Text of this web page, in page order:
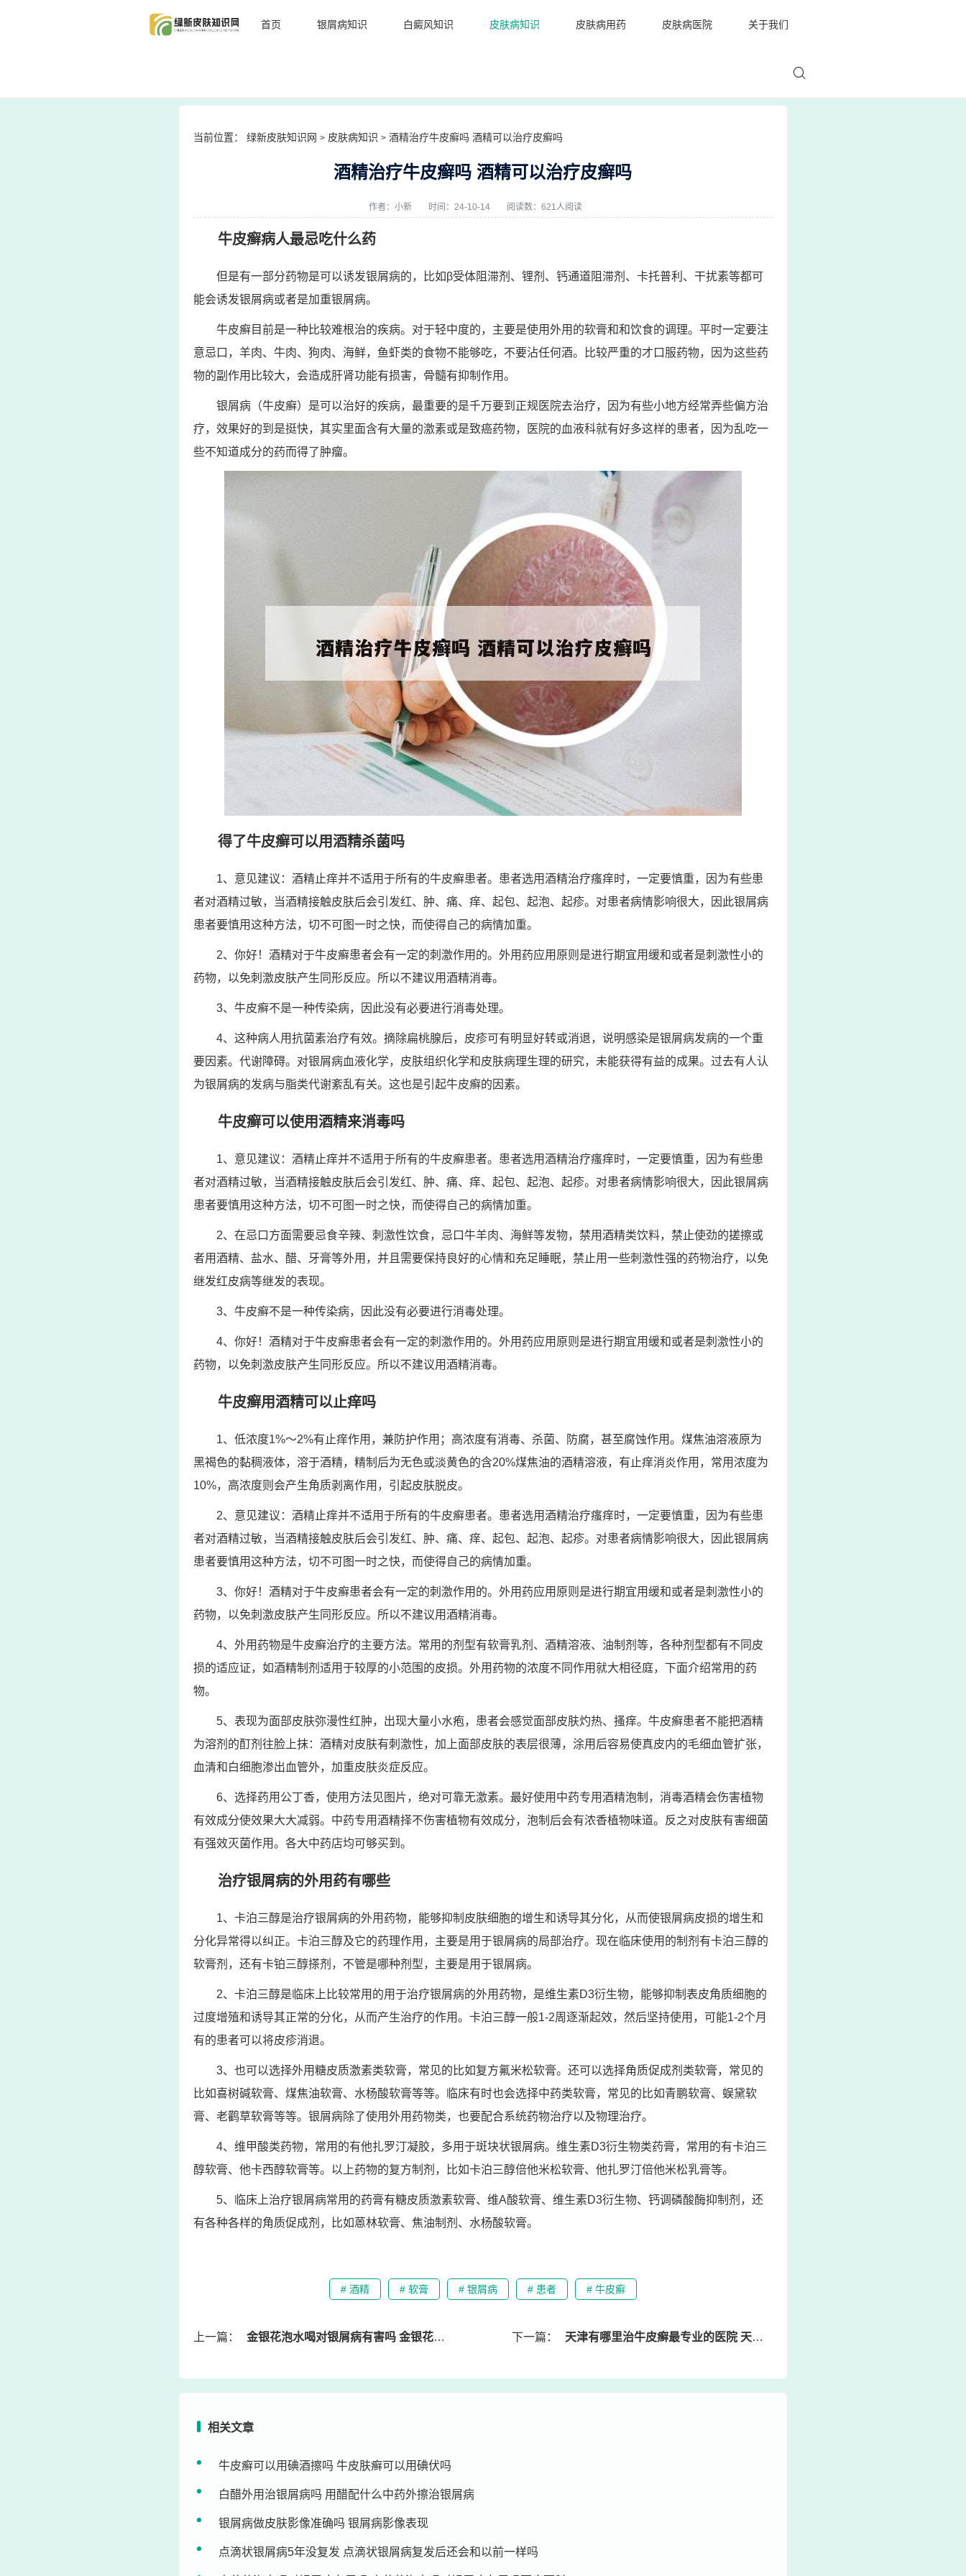
首页 银屑病知识 白癜风知识 皮肤病知识 皮肤病用药 皮肤病医院 关于我们
当前位置： 绿新皮肤知识网 > 皮肤病知识 > 酒精治疗牛皮癣吗 酒精可以治疗皮癣吗
酒精治疗牛皮癣吗 酒精可以治疗皮癣吗
作者：小新 时间：24-10-14 阅读数：621人阅读
牛皮癣病人最忌吃什么药
但是有一部分药物是可以诱发银屑病的，比如β受体阻滞剂、锂剂、钙通道阻滞剂、卡托普利、干扰素等都可
能会诱发银屑病或者是加重银屑病。
牛皮癣目前是一种比较难根治的疾病。对于轻中度的，主要是使用外用的软膏和和饮食的调理。平时一定要注
意忌口，羊肉、牛肉、狗肉、海鲜，鱼虾类的食物不能够吃，不要沾任何酒。比较严重的才口服药物，因为这些药
物的副作用比较大，会造成肝肾功能有损害，骨髓有抑制作用。
银屑病（牛皮癣）是可以治好的疾病，最重要的是千万要到正规医院去治疗，因为有些小地方经常弄些偏方治
疗，效果好的到是挺快，其实里面含有大量的激素或是致癌药物，医院的血液科就有好多这样的患者，因为乱吃一
些不知道成分的药而得了肿瘤。
得了牛皮癣可以用酒精杀菌吗
1、意见建议：酒精止痒并不适用于所有的牛皮癣患者。患者选用酒精治疗瘙痒时，一定要慎重，因为有些患
者对酒精过敏，当酒精接触皮肤后会引发红、肿、痛、痒、起包、起泡、起疹。对患者病情影响很大，因此银屑病
患者要慎用这种方法，切不可图一时之快，而使得自己的病情加重。
2、你好！酒精对于牛皮癣患者会有一定的刺激作用的。外用药应用原则是进行期宜用缓和或者是刺激性小的
药物，以免刺激皮肤产生同形反应。所以不建议用酒精消毒。
3、牛皮癣不是一种传染病，因此没有必要进行消毒处理。
4、这种病人用抗菌素治疗有效。摘除扁桃腺后，皮疹可有明显好转或消退，说明感染是银屑病发病的一个重
要因素。代谢障碍。对银屑病血液化学，皮肤组织化学和皮肤病理生理的研究，未能获得有益的成果。过去有人认
为银屑病的发病与脂类代谢紊乱有关。这也是引起牛皮癣的因素。
牛皮癣可以使用酒精来消毒吗
1、意见建议：酒精止痒并不适用于所有的牛皮癣患者。患者选用酒精治疗瘙痒时，一定要慎重，因为有些患
者对酒精过敏，当酒精接触皮肤后会引发红、肿、痛、痒、起包、起泡、起疹。对患者病情影响很大，因此银屑病
患者要慎用这种方法，切不可图一时之快，而使得自己的病情加重。
2、在忌口方面需要忌食辛辣、刺激性饮食，忌口牛羊肉、海鲜等发物，禁用酒精类饮料，禁止使劲的搓擦或
者用酒精、盐水、醋、牙膏等外用，并且需要保持良好的心情和充足睡眠，禁止用一些刺激性强的药物治疗，以免
继发红皮病等继发的表现。
3、牛皮癣不是一种传染病，因此没有必要进行消毒处理。
4、你好！酒精对于牛皮癣患者会有一定的刺激作用的。外用药应用原则是进行期宜用缓和或者是刺激性小的
药物，以免刺激皮肤产生同形反应。所以不建议用酒精消毒。
牛皮癣用酒精可以止痒吗
1、低浓度1%～2%有止痒作用，兼防护作用；高浓度有消毒、杀菌、防腐，甚至腐蚀作用。煤焦油溶液原为
黑褐色的黏稠液体，溶于酒精，精制后为无色或淡黄色的含20%煤焦油的酒精溶液，有止痒消炎作用，常用浓度为
10%，高浓度则会产生角质剥离作用，引起皮肤脱皮。
2、意见建议：酒精止痒并不适用于所有的牛皮癣患者。患者选用酒精治疗瘙痒时，一定要慎重，因为有些患
者对酒精过敏，当酒精接触皮肤后会引发红、肿、痛、痒、起包、起泡、起疹。对患者病情影响很大，因此银屑病
患者要慎用这种方法，切不可图一时之快，而使得自己的病情加重。
3、你好！酒精对于牛皮癣患者会有一定的刺激作用的。外用药应用原则是进行期宜用缓和或者是刺激性小的
药物，以免刺激皮肤产生同形反应。所以不建议用酒精消毒。
4、外用药物是牛皮癣治疗的主要方法。常用的剂型有软膏乳剂、酒精溶液、油制剂等，各种剂型都有不同皮
损的适应证，如酒精制剂适用于较厚的小范围的皮损。外用药物的浓度不同作用就大相径庭，下面介绍常用的药
物。
5、表现为面部皮肤弥漫性红肿，出现大量小水疱，患者会感觉面部皮肤灼热、搔痒。牛皮癣患者不能把酒精
为溶剂的酊剂往脸上抹：酒精对皮肤有刺激性，加上面部皮肤的表层很薄，涂用后容易使真皮内的毛细血管扩张，
血清和白细胞渗出血管外，加重皮肤炎症反应。
6、选择药用公丁香，使用方法见图片，绝对可靠无激素。最好使用中药专用酒精泡制，消毒酒精会伤害植物
有效成分使效果大大减弱。中药专用酒精择不伤害植物有效成分，泡制后会有浓香植物味道。反之对皮肤有害细菌
有强效灭菌作用。各大中药店均可够买到。
治疗银屑病的外用药有哪些
1、卡泊三醇是治疗银屑病的外用药物，能够抑制皮肤细胞的增生和诱导其分化，从而使银屑病皮损的增生和
分化异常得以纠正。卡泊三醇及它的药理作用，主要是用于银屑病的局部治疗。现在临床使用的制剂有卡泊三醇的
软膏剂，还有卡铂三醇搽剂，不管是哪种剂型，主要是用于银屑病。
2、卡泊三醇是临床上比较常用的用于治疗银屑病的外用药物，是维生素D3衍生物，能够抑制表皮角质细胞的
过度增殖和诱导其正常的分化，从而产生治疗的作用。卡泊三醇一般1-2周逐渐起效，然后坚持使用，可能1-2个月
有的患者可以将皮疹消退。
3、也可以选择外用糖皮质激素类软膏，常见的比如复方氟米松软膏。还可以选择角质促成剂类软膏，常见的
比如喜树碱软膏、煤焦油软膏、水杨酸软膏等等。临床有时也会选择中药类软膏，常见的比如青鹏软膏、蜈黛软
膏、老鹳草软膏等等。银屑病除了使用外用药物类，也要配合系统药物治疗以及物理治疗。
4、维甲酸类药物，常用的有他扎罗汀凝胶，多用于斑块状银屑病。维生素D3衍生物类药膏，常用的有卡泊三
醇软膏、他卡西醇软膏等。以上药物的复方制剂，比如卡泊三醇倍他米松软膏、他扎罗汀倍他米松乳膏等。
5、临床上治疗银屑病常用的药膏有糖皮质激素软膏、维A酸软膏、维生素D3衍生物、钙调磷酸酶抑制剂，还
有各种各样的角质促成剂，比如蒽林软膏、焦油制剂、水杨酸软膏。
# 酒精 # 软膏 # 银屑病 # 患者 # 牛皮癣
上一篇： 金银花泡水喝对银屑病有害吗 金银花对银屑病有帮助吗 下一篇： 天津有哪里治牛皮癣最专业的医院 天津哪里治疗银屑病好
相关文章
牛皮癣可以用碘酒擦吗 牛皮肤癣可以用碘伏吗
白醋外用治银屑病吗 用醋配什么中药外擦治银屑病
银屑病做皮肤影像准确吗 银屑病影像表现
点滴状银屑病5年没复发 点滴状银屑病复发后还会和以前一样吗